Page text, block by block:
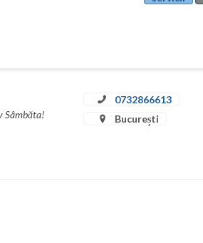
Sâmbăta!
0732866613
București